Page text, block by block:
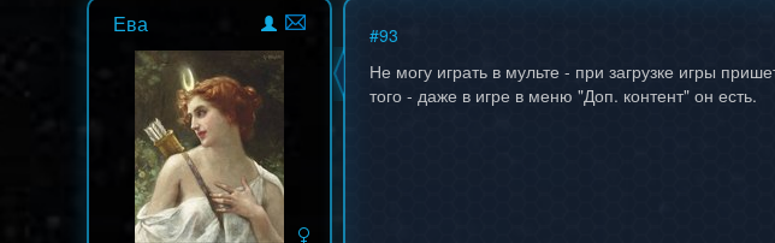
Ева #93
Не могу играть в мульте - при загрузке игры
того - даже в игре в меню "Доп. контент" он есть.